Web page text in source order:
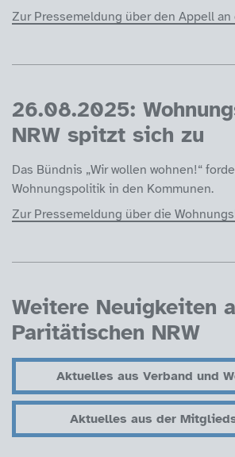
Zur Pressemeldung über den Appell an
26.08.2025:
NRW spitzt sich zu
Das Bündnis „Wir wollen wohnen!“
Wohnungspolitik in den Kommunen.
Zur Pressemeldung über die
Weitere Neuigkeiten
Paritätischen NRW
Aktuelles aus Verband und
Aktuelles aus der